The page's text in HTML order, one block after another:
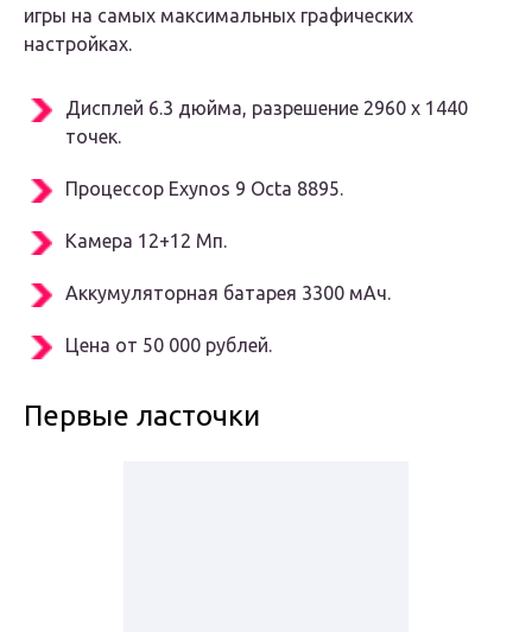
игры на самых максимальных графических
настройках.
Дисплей 6.3 дюйма, разрешение 2960 x 1440
точек.
Процессор Exynos 9 Octa 8895.
Камера 12+12 Мп.
Аккумуляторная батарея 3300 мАч.
Цена от 50 000 рублей.
Первые ласточки